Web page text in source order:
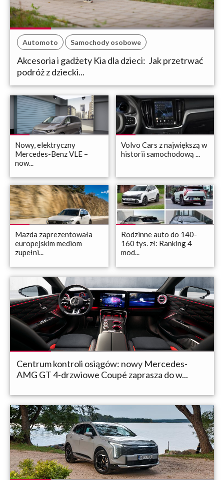
Automoto Samochody osobowe
Akcesoria i gadżety Kia dla dzieci: Jak przetrwać
podróż z dziecki...
Nowy, elektryczny
Mercedes-Benz VLE –
now...
Volvo Cars z największą w
historii samochodową ...
Mazda zaprezentowała
europejskim mediom
zupełni...
Rodzinne auto do 140-
160 tys. zł: Ranking 4
mod...
Centrum kontroli osiągów: nowy Mercedes-
AMG GT 4-drzwiowe Coupé zaprasza do w...